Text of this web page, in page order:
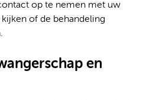
op te nemen met uw
of de behandeling
en